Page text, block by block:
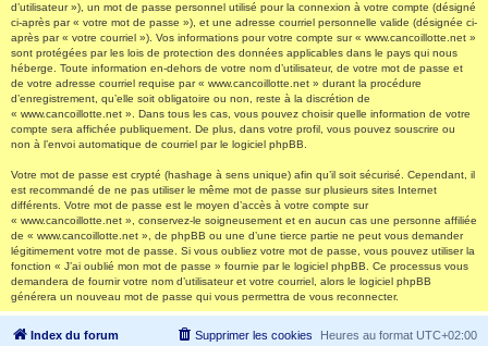
d’utilisateur »), un mot de passe personnel utilisé pour la connexion à votre compte (désigné
ci-après par « votre mot de passe »), et une adresse courriel personnelle valide (désignée ci-
après par « votre courriel »). Vos informations pour votre compte sur « www.cancoillotte.net »
sont protégées par les lois de protection des données applicables dans le pays qui nous
héberge. Toute information en-dehors de votre nom d’utilisateur, de votre mot de passe et
de votre adresse courriel requise par « www.cancoillotte.net » durant la procédure
d’enregistrement, qu’elle soit obligatoire ou non, reste à la discrétion de
« www.cancoillotte.net ». Dans tous les cas, vous pouvez choisir quelle information de votre
compte sera affichée publiquement. De plus, dans votre profil, vous pouvez souscrire ou
non à l’envoi automatique de courriel par le logiciel phpBB.
Votre mot de passe est crypté (hashage à sens unique) afin qu’il soit sécurisé. Cependant, il
est recommandé de ne pas utiliser le même mot de passe sur plusieurs sites Internet
différents. Votre mot de passe est le moyen d’accès à votre compte sur
« www.cancoillotte.net », conservez-le soigneusement et en aucun cas une personne affiliée
de « www.cancoillotte.net », de phpBB ou une d’une tierce partie ne peut vous demander
légitimement votre mot de passe. Si vous oubliez votre mot de passe, vous pouvez utiliser la
fonction « J’ai oublié mon mot de passe » fournie par le logiciel phpBB. Ce processus vous
demandera de fournir votre nom d’utilisateur et votre courriel, alors le logiciel phpBB
générera un nouveau mot de passe qui vous permettra de vous reconnecter.
Index du forum Heures au format UTC+02:00
Supprimer les cookies